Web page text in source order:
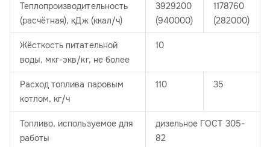
Теплопроизводительность
(расчётная), кДж (ккал/ч)
3929200
(940000)
1178760
(282000)
Жёсткость питательной
воды, мкг-экв/кг, не более
10
Расход топлива паровым
котлом, кг/ч
110 35
Топливо, используемое для
работы
дизельное ГОСТ 305-
82